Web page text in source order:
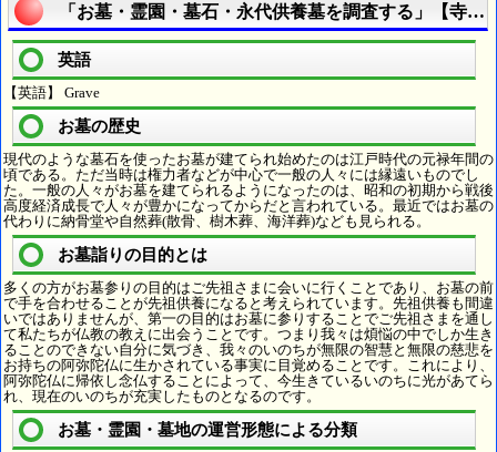
「お墓・霊園・墓石・永代供養墓を調査する」【寺院
英語
【英語】 Grave
お墓の歴史
現代のような墓石を使ったお墓が建てられ始めたのは江戸時代の元禄年間の
頃である。ただ当時は権力者などが中心で一般の人々には縁遠いものでし
た。一般の人々がお墓を建てられるようになったのは、昭和の初期から戦後
高度経済成長で人々が豊かになってからだと言われている。最近ではお墓の
代わりに納骨堂や自然葬(散骨、樹木葬、海洋葬)なども見られる。
お墓詣りの目的とは
多くの方がお墓参りの目的はご先祖さまに会いに行くことであり、お墓の前
で手を合わせることが先祖供養になると考えられています。先祖供養も間違
いではありませんが、第一の目的はお墓に参りすることでご先祖さまを通し
て私たちが仏教の教えに出会うことです。つまり我々は煩悩の中でしか生き
ることのできない自分に気づき、我々のいのちが無限の智慧と無限の慈悲を
お持ちの阿弥陀仏に生かされている事実に目覚めることです。これにより、
阿弥陀仏に帰依し念仏することによって、今生きているいのちに光があてら
れ、現在のいのちが充実したものとなるのです。
お墓・霊園・墓地の運営形態による分類